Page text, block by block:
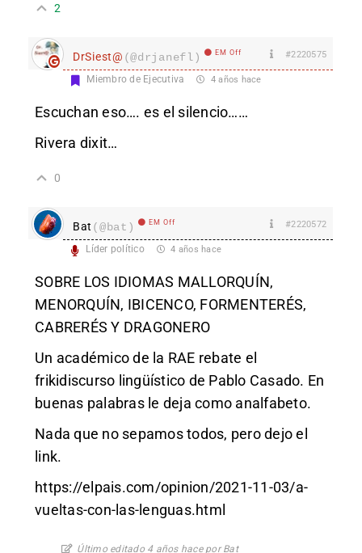
2
DrSiest@ (@drjanefl) EM Off #2220575
Miembro de Ejecutiva 4 años hace
Escuchan eso…. es el silencio……
Rivera dixit…
0
Bat (@bat) EM Off #2220572
Líder político 4 años hace
SOBRE LOS IDIOMAS MALLORQUÍN,
MENORQUÍN, IBICENCO, FORMENTERÉS,
CABRERÉS Y DRAGONERO
Un académico de la RAE rebate el
frikidiscurso lingüístico de Pablo Casado. En
buenas palabras le deja como analfabeto.
Nada que no sepamos todos, pero dejo el
link.
https://elpais.com/opinion/2021-11-03/a-
vueltas-con-las-lenguas.html
Último editado 4 años hace por Bat